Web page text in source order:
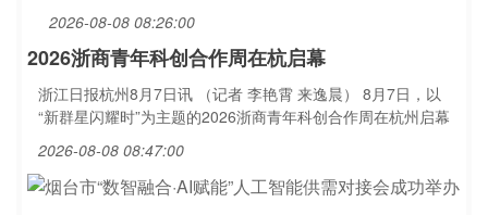
2026-08-08 08:26:00
2026浙商青年科创合作周在杭启幕
浙江日报杭州8月7日讯 （记者 李艳霄 来逸晨） 8月7日，以
“新群星闪耀时”为主题的2026浙商青年科创合作周在杭州启幕
2026-08-08 08:47:00